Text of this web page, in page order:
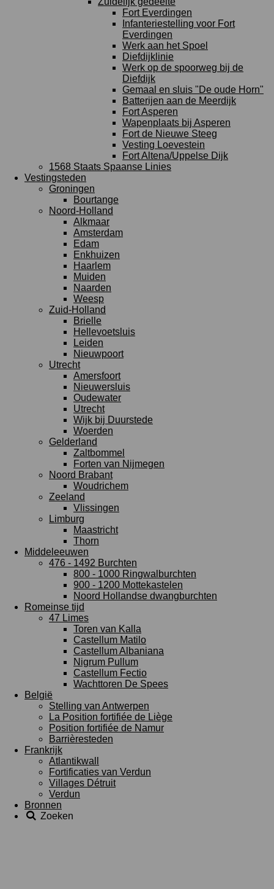
Fort Everdingen
Infanteriestelling voor Fort
Everdingen
Werk aan het Spoel
Diefdijklinie
Werk op de spoorweg bij de
Diefdijk
Gemaal en sluis "De oude Horn"
Batterijen aan de Meerdijk
Fort Asperen
Wapenplaats bij Asperen
Fort de Nieuwe Steeg
Vesting Loevestein
Fort Altena/Uppelse Dijk
1568 Staats Spaanse Linies
Vestingsteden
Groningen
Bourtange
Noord-Holland
Alkmaar
Amsterdam
Edam
Enkhuizen
Haarlem
Muiden
Naarden
Weesp
Zuid-Holland
Brielle
Hellevoetsluis
Leiden
Nieuwpoort
Utrecht
Amersfoort
Nieuwersluis
Oudewater
Utrecht
Wijk bij Duurstede
Woerden
Gelderland
Zaltbommel
Forten van Nijmegen
Noord Brabant
Woudrichem
Zeeland
Vlissingen
Limburg
Maastricht
Thorn
Middeleeuwen
476 - 1492 Burchten
800 - 1000 Ringwalburchten
900 - 1200 Mottekastelen
Noord Hollandse dwangburchten
Romeinse tijd
47 Limes
Toren van Kalla
Castellum Matilo
Castellum Albaniana
Nigrum Pullum
Castellum Fectio
Wachttoren De Spees
België
Stelling van Antwerpen
La Position fortifiée de Liège
Position fortifiée de Namur
Barrièresteden
Frankrijk
Atlantikwall
Fortificaties van Verdun
Villages Détruit
Verdun
Bronnen
Zoeken